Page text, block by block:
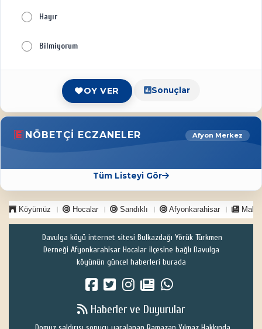
Hayır
Bilmiyorum
OY VER Sonuçlar
NÖBETÇI ECZANELER Afyon Merkez
Tüm Listeyi Gör
Köyümüz Hocalar Sandıklı Afyonkarahisar
Davulga köyü internet sitesi Bulkazdağı Yörük Türkmen
Derneği Afyonkarahisar Hocalar ilçesine bağlı Davulga
köyünün güncel haberleri burada
Haberler ve Duyurular